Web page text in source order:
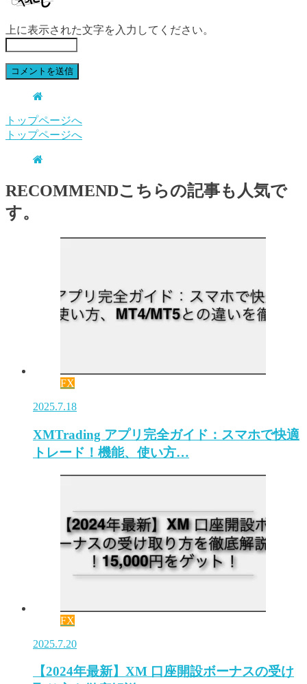
上に表示された文字を入力してください。
トップページへ
トップページへ
RECOMMENDこちらの記事も人気で
す。
FX
2025.7.18
XMTrading アプリ完全ガイド：スマホで快適
トレード！機能、使い方…
FX
2025.7.20
【2024年最新】XM 口座開設ボーナスの受け